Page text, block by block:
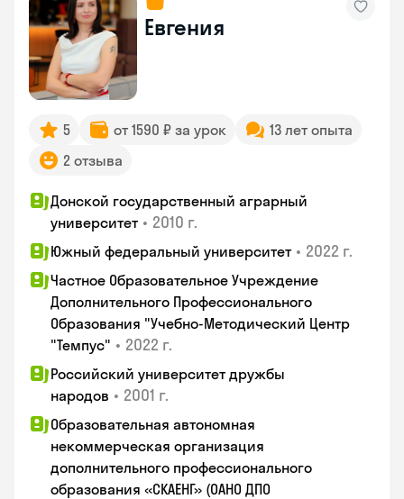
Евгения
5 от 1590 ₽ за урок
13 лет опыта
2 отзыва
Донской государственный аграрный
университет • 2010 г.
Южный федеральный университет • 2022 г.
Частное Образовательное Учреждение
Дополнительного Профессионального
Образования "Учебно-Методический Центр
"Темпус" • 2022 г.
Российский университет дружбы
народов • 2001 г.
Образовательная автономная
некоммерческая организация
дополнительного профессионального
образования «СКАЕНГ» (ОАНО ДПО